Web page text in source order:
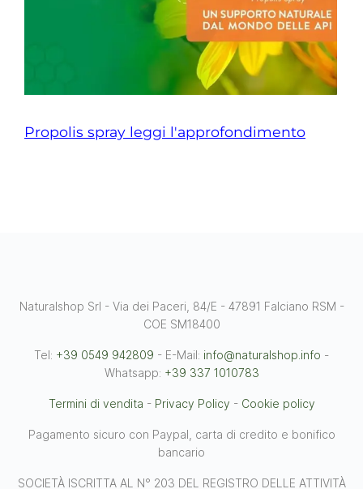
Propolis spray leggi l'approfondimento
Naturalshop Srl - Via dei Paceri, 84/E - 47891 Falciano RSM -
COE SM18400
Tel: +39 0549 942809 - E-Mail: info@naturalshop.info -
Whatsapp: +39 337 1010783
Termini di vendita - Privacy Policy - Cookie policy
Pagamento sicuro con Paypal, carta di credito e bonifico
bancario
SOCIETÀ ISCRITTA AL N° 203 DEL REGISTRO DELLE ATTIVITÀ